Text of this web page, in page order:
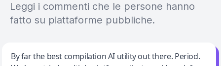
Leggi i commenti che le persone hanno
fatto su piattaforme pubbliche.
Jeff Wilson
By far the best compilation AI utility out there. Period.